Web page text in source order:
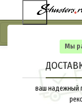
Мы
ваш надежный